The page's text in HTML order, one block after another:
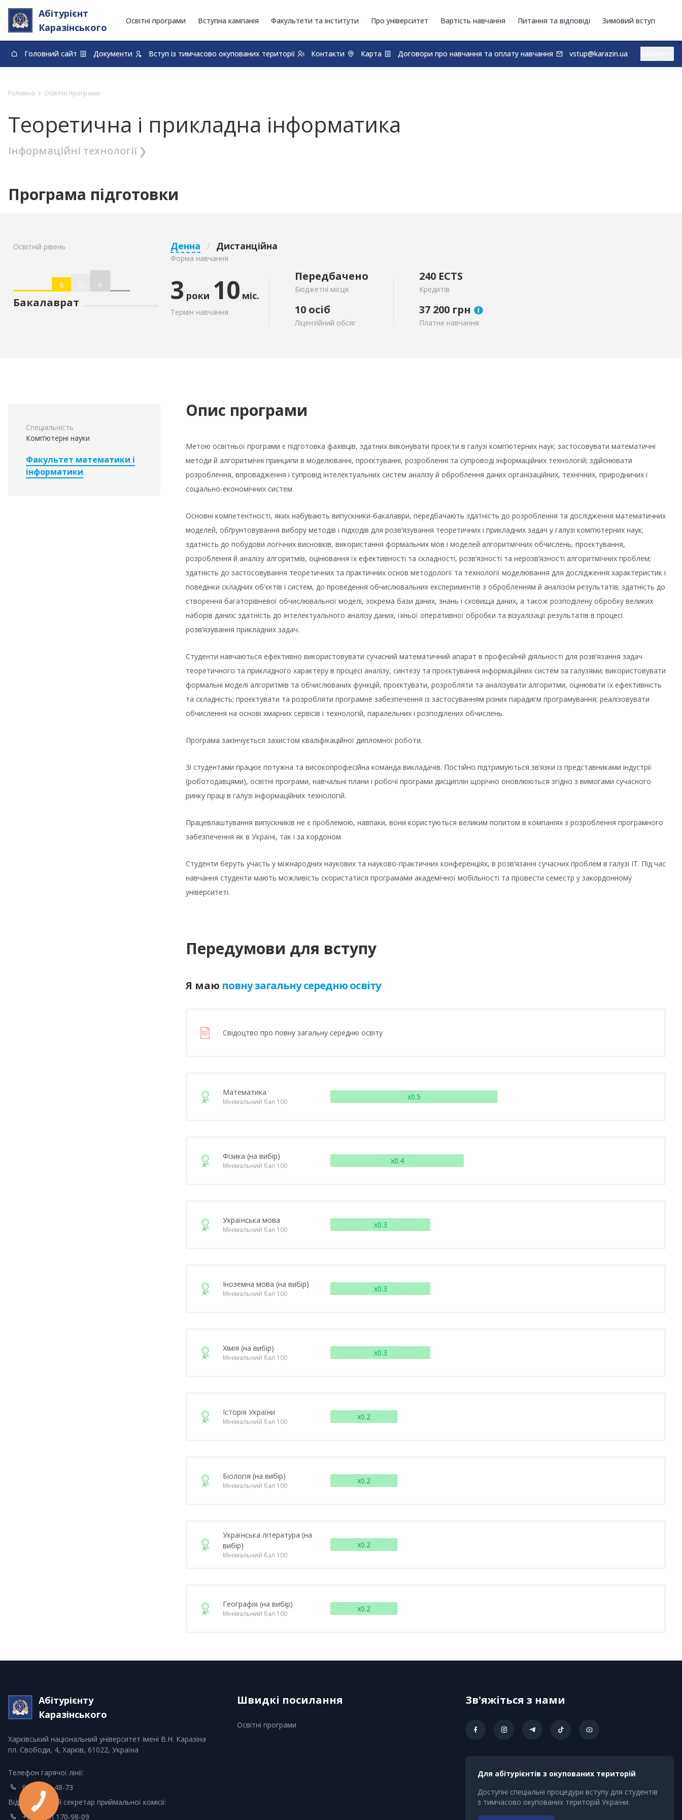
Абітурієнт
Каразінського
Освітні програми Вступна кампанія Факультети та інститути Про університет Вартість навчання Питання та відповіді Зимовий вступ
Головний сайт Документи Вступ із тимчасово окупованих території Контакти Карта Договори про навчання та оплату навчання
vstup@karazin.ua
0-800-33-48-73
Головна › Освітні програми
Теоретична і прикладна інформатика
Інформаційні технології
Програма підготовки
Освітній рівень
Б А
Бакалаврат
Денна / Дистанційна
Форма навчання
3 роки 10 міс.
Термін навчання
Передбачено
Бюджетні місця
10 осіб
Ліцензійний обсяг
240 ECTS
Кредитів
37 200 грн
Платне навчання
Спеціальність
Комп’ютерні науки
Факультет математики і
інформатики
Опис програми
Метою освітньої програми є підготовка фахівців, здатних виконувати проєкти в галузі комп’ютерних наук; застосовувати математичні
методи й алгоритмічні принципи в моделюванні, проєктуванні, розробленні та супроводі інформаційних технологій; здійснювати
розроблення, впровадження і супровід інтелектуальних систем аналізу й оброблення даних організаційних, технічних, природничих і
соціально-економічних систем.
Основні компетентності, яких набувають випускники-бакалаври, передбачають здатність до розроблення та дослідження математичних
моделей, обґрунтовування вибору методів і підходів для розв’язування теоретичних і прикладних задач у галузі комп’ютерних наук;
здатність до побудови логічних висновків, використання формальних мов і моделей алгоритмічних обчислень, проєктування,
розроблення й аналізу алгоритмів, оцінювання їх ефективності та складності, розв’язності та нерозв’язності алгоритмічних проблем;
здатність до застосовування теоретичних та практичних основ методології та технології моделювання для дослідження характеристик і
поведінки складних об'єктів і систем, до проведення обчислювальних експериментів з обробленням й аналізом результатів; здатність до
створення багаторівневої обчислювальної моделі, зокрема бази даних, знань і сховища даних, а також розподілену обробку великих
наборів даних; здатність до інтелектуального аналізу даних, їхньої оперативної обробки та візуалізації результатів в процесі
розв’язування прикладних задач.
Студенти навчаються ефективно використовувати сучасний математичний апарат в професійній діяльності для розв’язання задач
теоретичного та прикладного характеру в процесі аналізу, синтезу та проєктування інформаційних систем за галузями; використовувати
формальні моделі алгоритмів та обчислюваних функцій, проєктувати, розробляти та аналізувати алгоритми, оцінювати їх ефективність
та складність; проєктувати та розробляти програмне забезпечення із застосуванням різних парадигм програмування; реалізовувати
обчислення на основі хмарних сервісів і технологій, паралельних і розподілених обчислень.
Програма закінчується захистом кваліфікаційної дипломної роботи.
Зі студентами працює потужна та високопрофесійна команда викладачів. Постійно підтримуються зв’язки із представниками індустрії
(роботодавцями), освітні програми, навчальні плани і робочі програми дисциплін щорічно оновлюються згідно з вимогами сучасного
ринку праці в галузі інформаційних технологій.
Працевлаштування випускників не є проблемою, навпаки, вони користуються великим попитом в компаніях з розроблення програмного
забезпечення як в Україні, так і за кордоном
Студенти беруть участь у міжнародних наукових та науково-практичних конференціях, в розв’язанні сучасних проблем в галузі ІТ. Під час
навчання студенти мають можливість скористатися програмами академічної мобільності та провести семестр у закордонному
університеті.
Передумови для вступу
Я маю повну загальну середню освіту
Свідоцтво про повну загальну середню освіту
Математика
Мінімальний бал 100
x0.5
Фізика (на вибір)
Мінімальний бал 100
x0.4
Українська мова
Мінімальний бал 100
x0.3
Іноземна мова (на вибір)
Мінімальний бал 100
x0.3
Хімія (на вибір)
Мінімальний бал 100
x0.3
Історія України
Мінімальний бал 100
x0.2
Біологія (на вибір)
Мінімальний бал 100
x0.2
Українська література (на
вибір)
Мінімальний бал 100
x0.2
Географія (на вибір)
Мінімальний бал 100
x0.2
Абітурієнту
Каразінського
Харківський національний університет імені В.Н. Каразіна
пл. Свободи, 4, Харків, 61022, Україна
Телефон гарячої лінії:
0-800-33-48-73
Відповідальний секретар приймальної комісії:
+380 (66) 170-98-09
Швидкі посилання
Освітні програми
Зв'яжіться з нами
Для абітурієнтів з окупованих територій
Доступні спеціальні процедури вступу для студентів
з тимчасово окупованих територій України.